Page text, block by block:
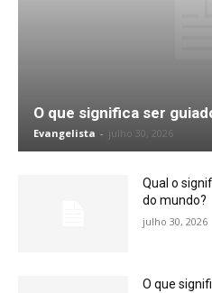
O que significa ser
Evangelista - julho 30, 2026
Qual o
do mundo?
julho 30, 2026
O que